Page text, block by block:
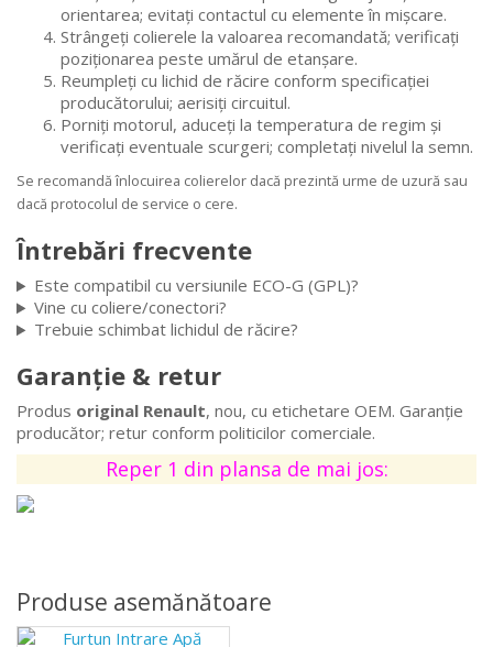
orientarea; evitați contactul cu elemente în mișcare.
Strângeți colierele la valoarea recomandată; verificați
poziționarea peste umărul de etanșare.
Reumpleți cu lichid de răcire conform specificației
producătorului; aerisiți circuitul.
Porniți motorul, aduceți la temperatura de regim și
verificați eventuale scurgeri; completați nivelul la semn.
Se recomandă înlocuirea colierelor dacă prezintă urme de uzură sau
dacă protocolul de service o cere.
Întrebări frecvente
Este compatibil cu versiunile ECO-G (GPL)?
Vine cu coliere/conectori?
Trebuie schimbat lichidul de răcire?
Garanție & retur
Produs original Renault, nou, cu etichetare OEM. Garanție
producător; retur conform politicilor comerciale.
Reper 1 din plansa de mai jos:
Produse asemănătoare